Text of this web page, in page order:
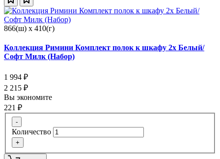
866(ш) x 410(г)
Коллекция Римини Комплект полок к шкафу 2х Белый/
Софт Милк (Набор)
1 994 ₽
2 215 ₽
Вы экономите
221 ₽
-
Количество
+